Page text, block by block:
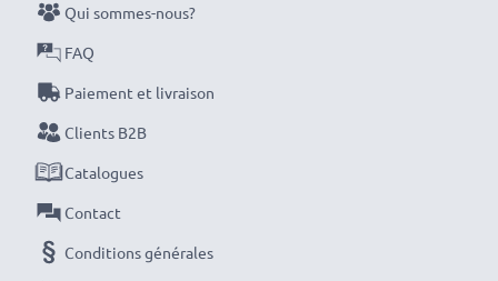
Qui sommes-nous?
FAQ
Paiement et livraison
Clients B2B
Catalogues
Contact
Conditions générales